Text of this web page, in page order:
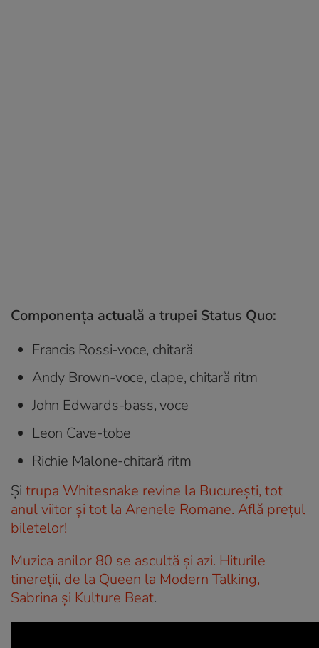
Componența actuală a trupei Status Quo:
Francis Rossi-voce, chitară
Andy Brown-voce, clape, chitară ritm
John Edwards-bass, voce
Leon Cave-tobe
Richie Malone-chitară ritm
Și trupa Whitesnake revine la București, tot
anul viitor și tot la Arenele Romane. Află prețul
biletelor!
Muzica anilor 80 se ascultă și azi. Hiturile
tinereții, de la Queen la Modern Talking,
Sabrina și Kulture Beat.